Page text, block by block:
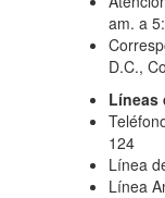
am. a
D.C.,
Líneas
124
Línea
Línea